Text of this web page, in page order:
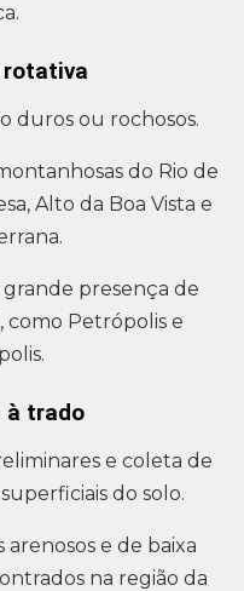
rotativa
duros ou rochosos.
do Rio de
Alto da Boa Vista e
presença de
como Petrópolis e
à trado
e coleta de
do solo.
e de baixa
na região da